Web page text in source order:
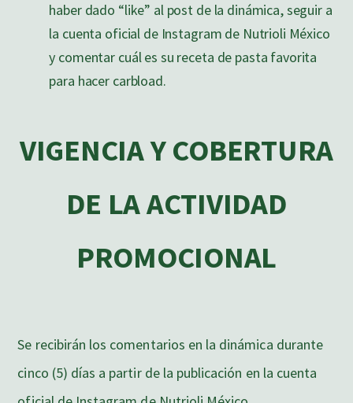
haber dado “like” al post de la dinámica, seguir a
la cuenta oficial de Instagram de Nutrioli México
y comentar cuál es su receta de pasta favorita
para hacer carbload.
VIGENCIA Y COBERTURA
DE LA ACTIVIDAD
PROMOCIONAL
Se recibirán los comentarios en la dinámica durante
cinco (5) días a partir de la publicación en la cuenta